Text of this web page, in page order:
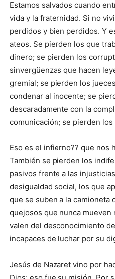
Estamos salvados cuando
vida y la fraternidad. Si no
perdidos y bien perdidos. Y
ateos. Se pierden los que
dinero; se pierden los
sinvergüenzas que hacen
gremial; se pierden los
condenar al inocente; se
descaradamente con la
comunicación; se pierden los
Eso es el infierno?? que nos
También se pierden los
pasivos frente a las
desigualdad social, los que
que se suben a la camioneta
quejosos que nunca mueven
valen del desconocimiento
incapaces de luchar por su
Jesús de Nazaret vino por